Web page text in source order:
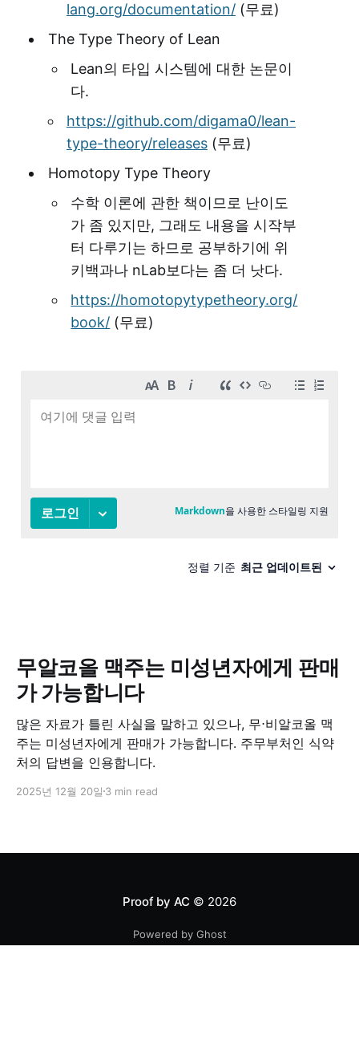
lang.org/documentation/(무료)
The Type Theory of Lean
Lean의 타입 시스템에 대한 논문이
다.
https://github.com/digama0/lean-
type-theory/releases(무료)
Homotopy Type Theory
수학 이론에 관한 책이므로 난이도
가 좀 있지만, 그래도 내용을 시작부
터 다루기는 하므로 공부하기에 위
키백과나 nLab보다는 좀 더 낫다.
https://homotopytypetheory.org/
book/ (무료)
무알코올 맥주는 미성년자에게 판매
가 가능합니다
많은 자료가 틀린 사실을 말하고 있으나, 무⋅비알코올 맥
주는 미성년자에게 판매가 가능합니다. 주무부처인 식약
처의 답변을 인용합니다.
2025년 12월 20일 3 min read
Proof by AC © 2026
Powered by Ghost